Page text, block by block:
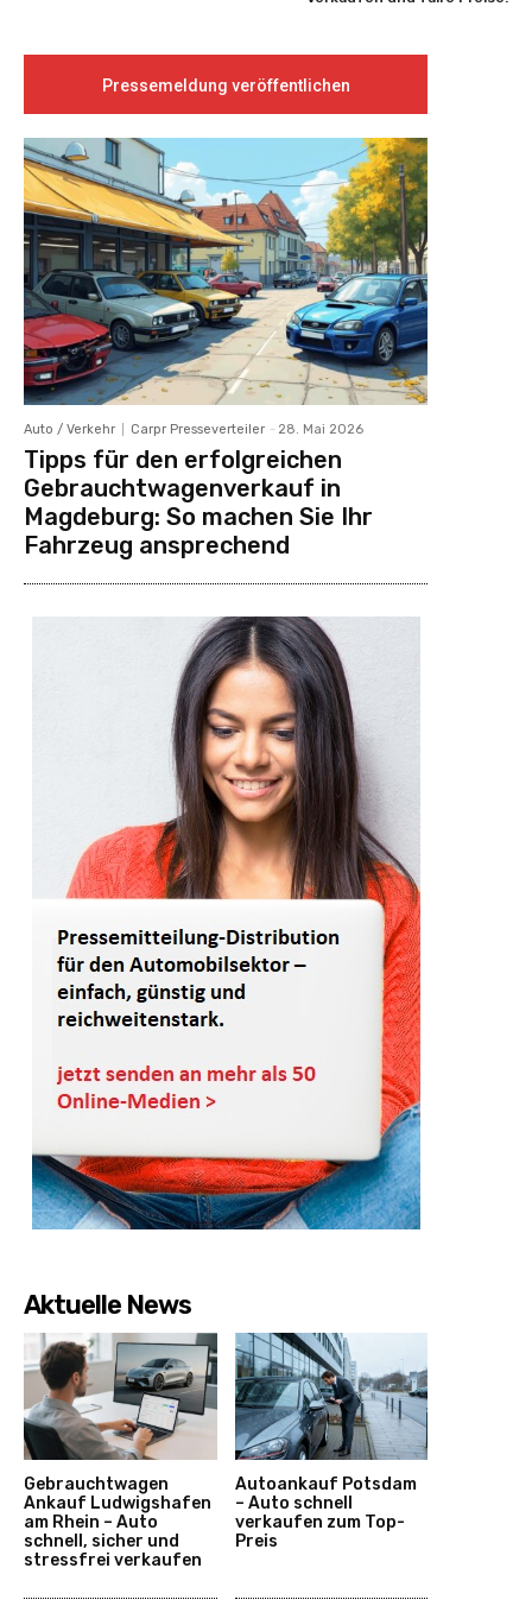
Pressemeldung veröffentlichen
Auto / Verkehr Carpr Presseverteiler - 28. Mai 2026
Tipps für den erfolgreichen
Gebrauchtwagenverkauf in
Magdeburg: So machen Sie Ihr
Fahrzeug ansprechend
Aktuelle News
Gebrauchtwagen
Ankauf Ludwigshafen
am Rhein – Auto
schnell, sicher und
stressfrei verkaufen
Autoankauf Potsdam
– Auto schnell
verkaufen zum Top-
Preis